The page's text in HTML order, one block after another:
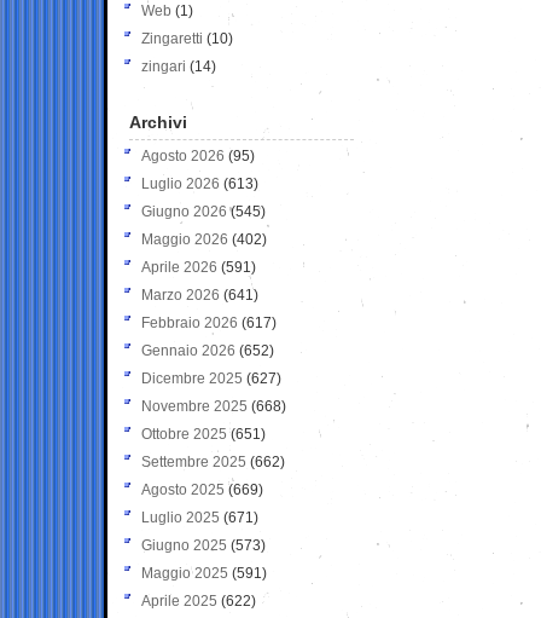
Web (1)
Zingaretti (10)
zingari (14)
Archivi
Agosto 2026 (95)
Luglio 2026 (613)
Giugno 2026 (545)
Maggio 2026 (402)
Aprile 2026 (591)
Marzo 2026 (641)
Febbraio 2026 (617)
Gennaio 2026 (652)
Dicembre 2025 (627)
Novembre 2025 (668)
Ottobre 2025 (651)
Settembre 2025 (662)
Agosto 2025 (669)
Luglio 2025 (671)
Giugno 2025 (573)
Maggio 2025 (591)
Aprile 2025 (622)